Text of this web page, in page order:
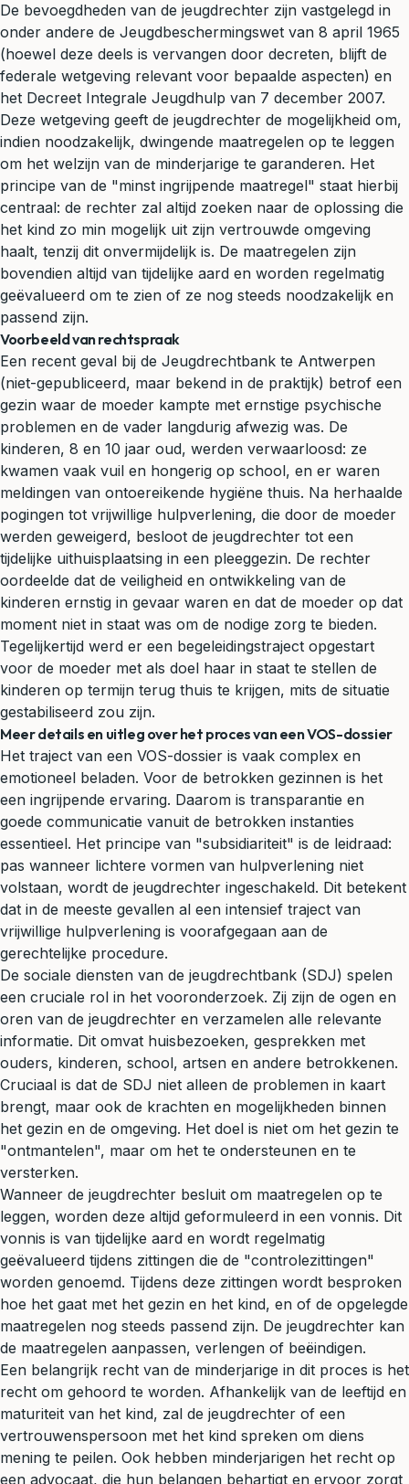
De bevoegdheden van de jeugdrechter zijn vastgelegd in
onder andere de Jeugdbeschermingswet van 8 april 1965
(hoewel deze deels is vervangen door decreten, blijft de
federale wetgeving relevant voor bepaalde aspecten) en
het Decreet Integrale Jeugdhulp van 7 december 2007.
Deze wetgeving geeft de jeugdrechter de mogelijkheid om,
indien noodzakelijk, dwingende maatregelen op te leggen
om het welzijn van de minderjarige te garanderen. Het
principe van de "minst ingrijpende maatregel" staat hierbij
centraal: de rechter zal altijd zoeken naar de oplossing die
het kind zo min mogelijk uit zijn vertrouwde omgeving
haalt, tenzij dit onvermijdelijk is. De maatregelen zijn
bovendien altijd van tijdelijke aard en worden regelmatig
geëvalueerd om te zien of ze nog steeds noodzakelijk en
passend zijn.
Voorbeeld van rechtspraak
Een recent geval bij de Jeugdrechtbank te Antwerpen
(niet-gepubliceerd, maar bekend in de praktijk) betrof een
gezin waar de moeder kampte met ernstige psychische
problemen en de vader langdurig afwezig was. De
kinderen, 8 en 10 jaar oud, werden verwaarloosd: ze
kwamen vaak vuil en hongerig op school, en er waren
meldingen van ontoereikende hygiëne thuis. Na herhaalde
pogingen tot vrijwillige hulpverlening, die door de moeder
werden geweigerd, besloot de jeugdrechter tot een
tijdelijke uithuisplaatsing in een pleeggezin. De rechter
oordeelde dat de veiligheid en ontwikkeling van de
kinderen ernstig in gevaar waren en dat de moeder op dat
moment niet in staat was om de nodige zorg te bieden.
Tegelijkertijd werd er een begeleidingstraject opgestart
voor de moeder met als doel haar in staat te stellen de
kinderen op termijn terug thuis te krijgen, mits de situatie
gestabiliseerd zou zijn.
Meer details en uitleg over het proces van een VOS-dossier
Het traject van een VOS-dossier is vaak complex en
emotioneel beladen. Voor de betrokken gezinnen is het
een ingrijpende ervaring. Daarom is transparantie en
goede communicatie vanuit de betrokken instanties
essentieel. Het principe van "subsidiariteit" is de leidraad:
pas wanneer lichtere vormen van hulpverlening niet
volstaan, wordt de jeugdrechter ingeschakeld. Dit betekent
dat in de meeste gevallen al een intensief traject van
vrijwillige hulpverlening is voorafgegaan aan de
gerechtelijke procedure.
De sociale diensten van de jeugdrechtbank (SDJ) spelen
een cruciale rol in het vooronderzoek. Zij zijn de ogen en
oren van de jeugdrechter en verzamelen alle relevante
informatie. Dit omvat huisbezoeken, gesprekken met
ouders, kinderen, school, artsen en andere betrokkenen.
Cruciaal is dat de SDJ niet alleen de problemen in kaart
brengt, maar ook de krachten en mogelijkheden binnen
het gezin en de omgeving. Het doel is niet om het gezin te
"ontmantelen", maar om het te ondersteunen en te
versterken.
Wanneer de jeugdrechter besluit om maatregelen op te
leggen, worden deze altijd geformuleerd in een vonnis. Dit
vonnis is van tijdelijke aard en wordt regelmatig
geëvalueerd tijdens zittingen die de "controlezittingen"
worden genoemd. Tijdens deze zittingen wordt besproken
hoe het gaat met het gezin en het kind, en of de opgelegde
maatregelen nog steeds passend zijn. De jeugdrechter kan
de maatregelen aanpassen, verlengen of beëindigen.
Een belangrijk recht van de minderjarige in dit proces is het
recht om gehoord te worden. Afhankelijk van de leeftijd en
maturiteit van het kind, zal de jeugdrechter of een
vertrouwenspersoon met het kind spreken om diens
mening te peilen. Ook hebben minderjarigen het recht op
een advocaat, die hun belangen behartigt en ervoor zorgt